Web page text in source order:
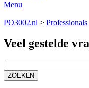
Menu
PO3002.nl > Professionals
Veel gestelde